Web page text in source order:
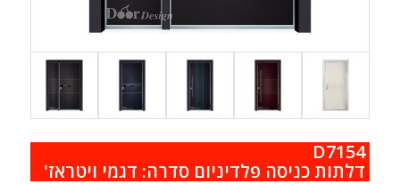
D7154
.דלתות כניסה פלדיניום סדרה: דגמי ויטראז'